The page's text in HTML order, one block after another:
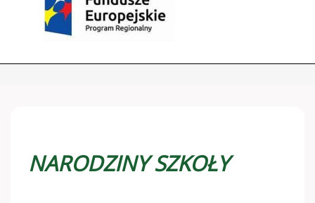
NARODZINY SZKOŁY